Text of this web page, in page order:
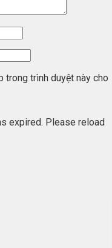
trong trình duyệt này cho
expired. Please reload